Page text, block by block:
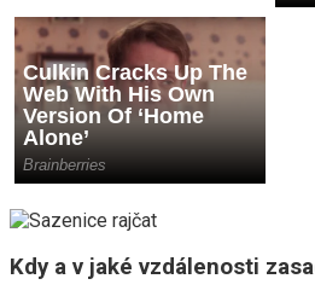
Kdy a v jaké vzdálenosti